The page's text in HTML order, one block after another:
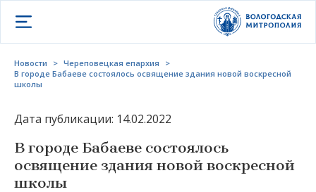
Открыть меню
Новости > Череповецкая епархия
>
В городе Бабаеве состоялось освящение здания новой воскресной
школы
Дата публикации: 14.02.2022
В городе Бабаеве состоялось
освящение здания новой воскресной
школы